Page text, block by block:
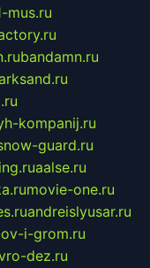
mus.ru
bandamn.ru
kompanij.ru
guard.ru
aalse.ru
movie-one.ru
andreislyusar.ru
i-grom.ru
dez.ru